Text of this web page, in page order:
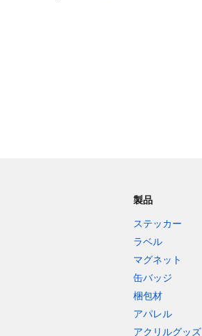
製品
ステッカー
ラベル
マグネット
缶バッジ
梱包材
アパレル
アクリルグッズ